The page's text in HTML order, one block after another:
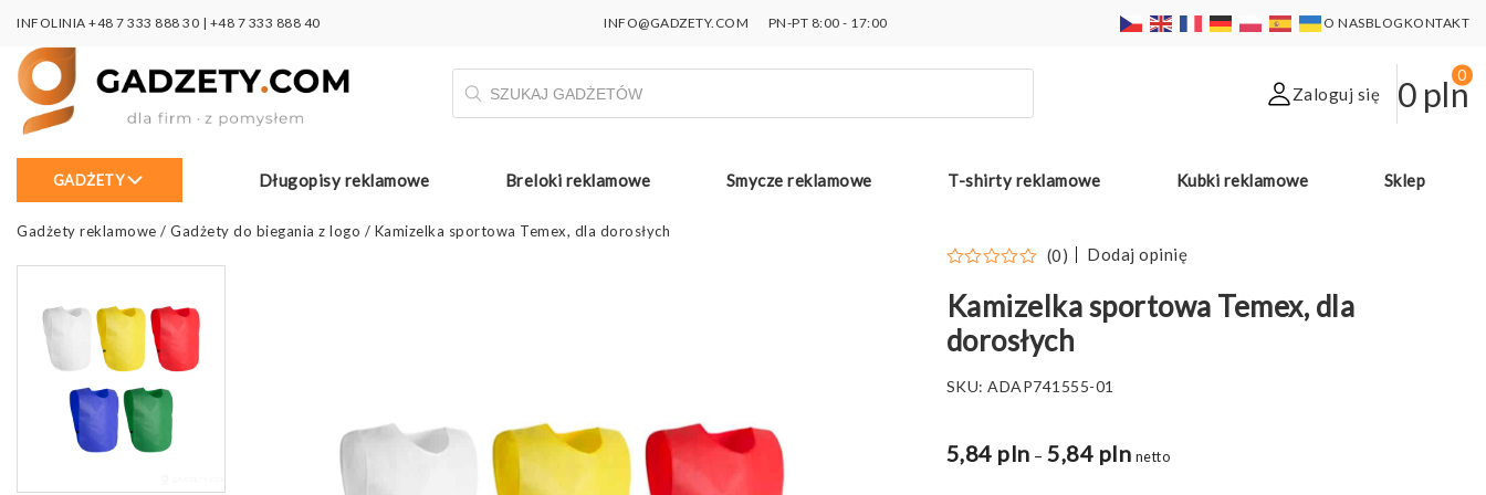
INFOLINIA +48 7 333 888 30 | +48 7 333 888 40 INFO@GADZETY.COM PN-PT 8:00 - 17:00 O NASBLOGKONTAKT
Wyszukiwarka
produktów
Zaloguj się 0 pln
0
GADŻETY Długopisy reklamowe Breloki reklamowe Smycze reklamowe T-shirty reklamowe Kubki reklamowe Sklep
Gadżety reklamowe / Gadżety do biegania z logo / Kamizelka sportowa Temex, dla dorosłych
(0) Dodaj opinię
Kamizelka sportowa Temex, dla
dorosłych
SKU:ADAP741555-01
5,84 pln – 5,84 plnZakres
netto